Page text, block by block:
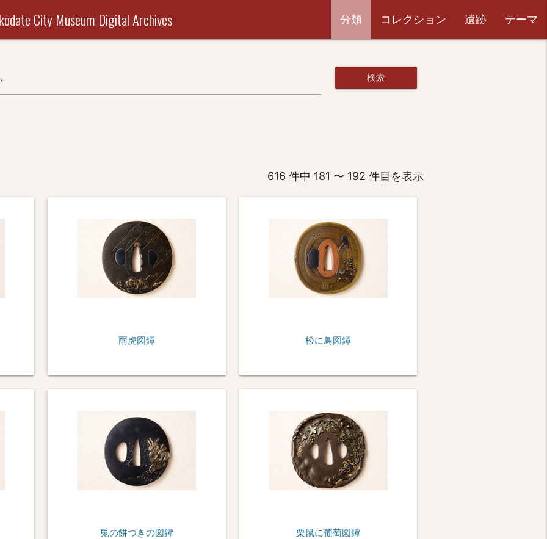
Museum Digital Archives 分類 コレクション 遺跡 テーマ
検索
616 件中 181 〜 192 件目を表示
雨虎図鐔 松に鳥図鐔
兎の餅つきの図鐔 栗鼠に葡萄図鐔